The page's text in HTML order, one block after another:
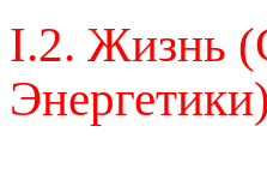
I.2. Жизнь
Энергетики)